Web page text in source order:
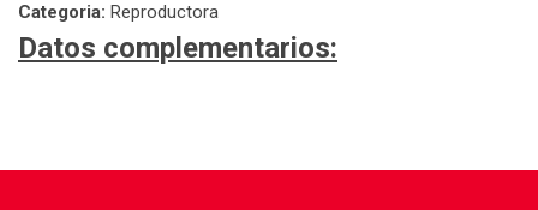
Categoria: Reproductora
Datos complementarios: